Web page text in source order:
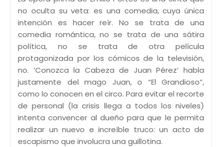
no oculta su veta: es una comedia, cuya única
intención es hacer reír. No se trata de una
comedia romántica, no se trata de una sátira
política, no se trata de otra película
protagonizada por los cómicos de la televisión,
no. ‘Conozca la Cabeza de Juan Pérez’ habla
justamente del mago Juan, o “El Grandioso”,
como lo conocen en el circo. Para evitar el recorte
de personal (la crisis llega a todos los niveles)
intenta convencer al dueño para que le permita
realizar un nuevo e increíble truco: un acto de
escapismo que involucra una guillotina.